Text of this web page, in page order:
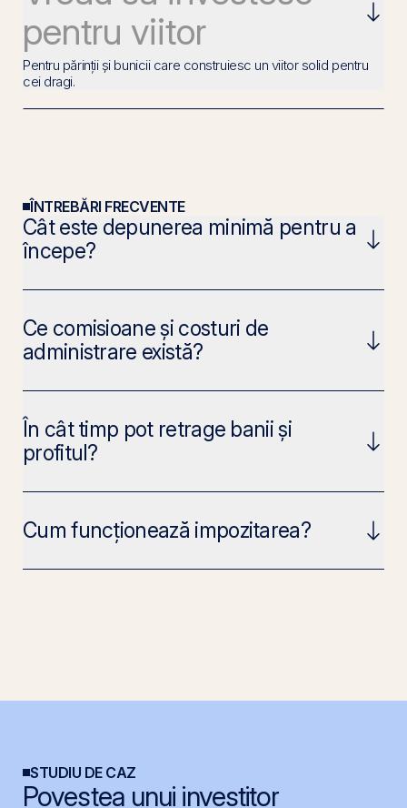
pentru viitor
Pentru părinții și bunicii care construiesc un viitor solid pentru
cei dragi.
ÎNTREBĂRI FRECVENTE
Cât este depunerea minimă pentru a
începe?
Ce comisioane și costuri de
administrare există?
În cât timp pot retrage banii și
profitul?
Cum funcționează impozitarea?
STUDIU DE CAZ
Povestea unui investitor